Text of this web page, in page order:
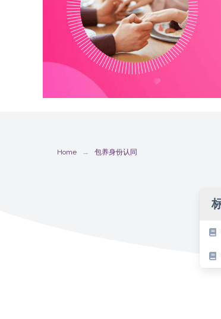
Home 包养身份认同